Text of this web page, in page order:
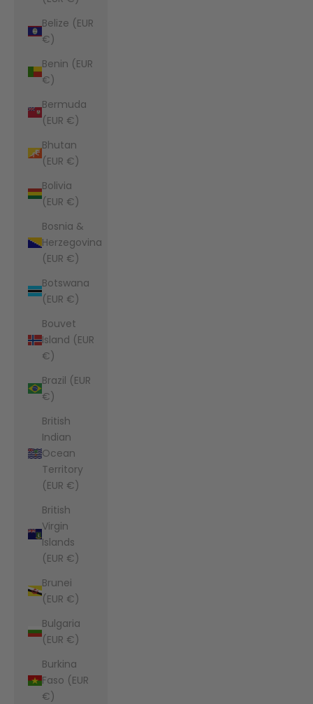
Belize (EUR
€)
Benin (EUR
€)
Bermuda
(EUR €)
Bhutan
(EUR €)
Bolivia
(EUR €)
Bosnia &
Herzegovina
(EUR €)
Botswana
(EUR €)
Bouvet
Island (EUR
€)
Brazil (EUR
€)
British
Indian
Ocean
Territory
(EUR €)
British
Virgin
Islands
(EUR €)
Brunei
(EUR €)
Bulgaria
(EUR €)
Burkina
Faso (EUR
€)